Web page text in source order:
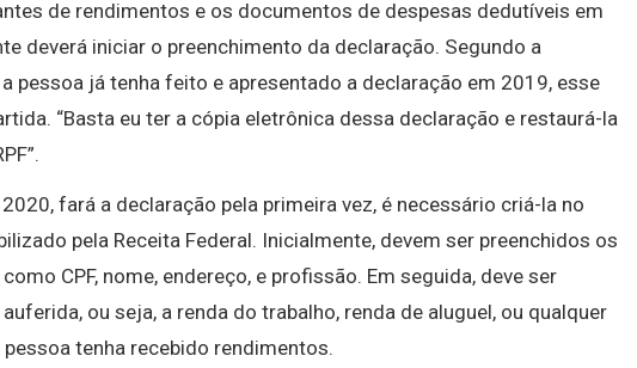
de rendimentos e os documentos de despesas dedutíveis em
deverá iniciar o preenchimento da declaração. Segundo a
pessoa já tenha feito e apresentado a declaração em 2019, esse
“Basta eu ter a cópia eletrônica dessa declaração e restaurá-la
fará a declaração pela primeira vez, é necessário criá-la no
pela Receita Federal. Inicialmente, devem ser preenchidos os
CPF, nome, endereço, e profissão. Em seguida, deve ser
ou seja, a renda do trabalho, renda de aluguel, ou qualquer
tenha recebido rendimentos.